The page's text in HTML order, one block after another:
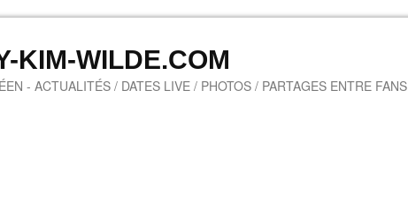
KIM-WILDE.COM
- ACTUALITÉS / DATES LIVE / PHOTOS / PARTAGES ENTRE FANS